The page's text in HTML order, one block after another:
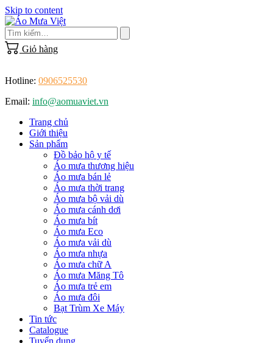
Skip to content
Giỏ hàng
Hotline: 0906525530
Email: info@aomuaviet.vn
Trang chủ
Giới thiệu
Sản phẩm
Đồ bảo hộ y tế
Áo mưa thương hiệu
Áo mưa bán lẻ
Áo mưa thời trang
Áo mưa bộ vải dù
Áo mưa cánh dơi
Áo mưa bít
Áo mưa Eco
Áo mưa vải dù
Áo mưa nhựa
Áo mưa chữ A
Áo mưa Măng Tô
Áo mưa trẻ em
Áo mưa đôi
Bạt Trùm Xe Máy
Tin tức
Catalogue
Tuyển dụng